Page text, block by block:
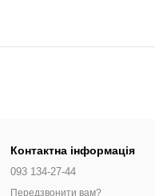
Контактна інформація
093 134-27-44
Передзвонити вам?